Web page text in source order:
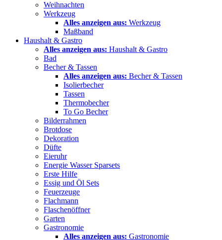
Weihnachten
Werkzeug
Alles anzeigen aus: Werkzeug
Maßband
Haushalt & Gastro
Alles anzeigen aus: Haushalt & Gastro
Bad
Becher & Tassen
Alles anzeigen aus: Becher & Tassen
Isolierbecher
Tassen
Thermobecher
To Go Becher
Bilderrahmen
Brotdose
Dekoration
Düfte
Eieruhr
Energie Wasser Sparsets
Erste Hilfe
Essig und Öl Sets
Feuerzeuge
Flachmann
Flaschenöffner
Garten
Gastronomie
Alles anzeigen aus: Gastronomie